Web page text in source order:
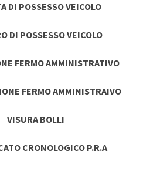
DI POSSESSO VEICOLO
DI POSSESSO VEICOLO
FERMO AMMINISTRATIVO
FERMO AMMINISTRAIVO
VISURA BOLLI
CRONOLOGICO P.R.A